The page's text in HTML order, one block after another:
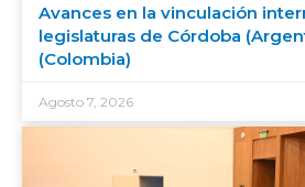
Avances en la vinculación
legislaturas de Córdoba
(Colombia)
Agosto 7, 2026